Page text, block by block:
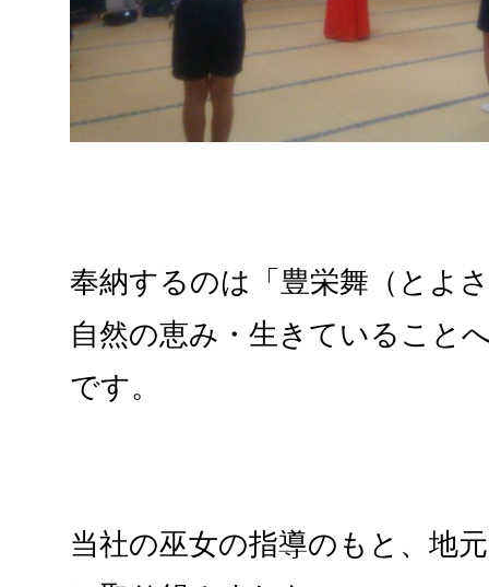
奉納するのは「豊栄舞（とよ
自然の恵み・生きていること
です。
当社の巫女の指導のもと、地